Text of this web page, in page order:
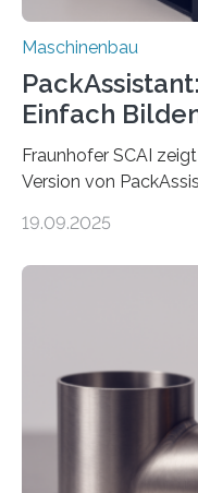
Maschinenbau
Einfach
Fraunhofer SCAI
Version von
Automobil,
Teile als eine Einheit
der Benutzer
über die
besser in spezifische
einzubinden. Sankt
vom 23. bis 25.
19.09.2025